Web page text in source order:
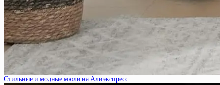
Стильные и модные мюли на Алиэкспресс